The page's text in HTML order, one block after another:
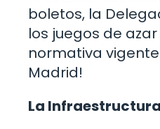
boletos, la
los juegos de
normativa
Madrid!
La